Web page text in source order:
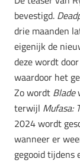
bevestigd.
drie maanden
eigenijk de
deze wordt
waardoor het
Zo wordt Blade
terwijl Mufasa:
2024 wordt
wanneer er
gegooid tijdens